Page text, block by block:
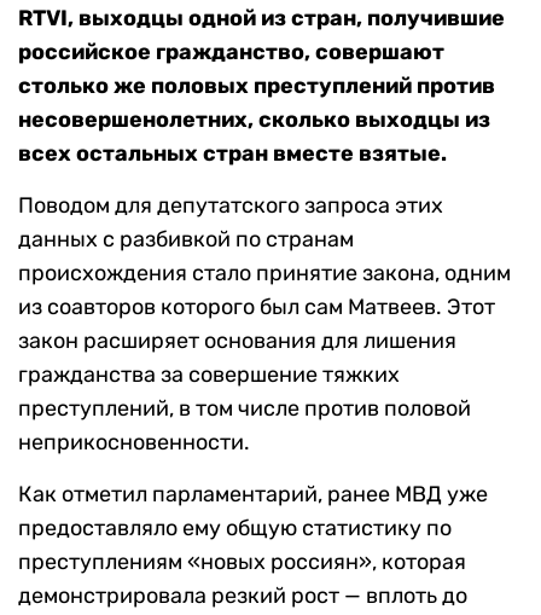
RTVI, выходцы одной из стран, получившие
российское гражданство, совершают
столько же половых преступлений против
несовершенолетних, сколько выходцы из
всех остальных стран вместе взятые.
Поводом для депутатского запроса этих
данных с разбивкой по странам
происхождения стало принятие закона, одним
из соавторов которого был сам Матвеев. Этот
закон расширяет основания для лишения
гражданства за совершение тяжких
преступлений, в том числе против половой
неприкосновенности.
Как отметил парламентарий, ранее МВД уже
предоставляло ему общую статистику по
преступлениям «новых россиян», которая
демонстрировала резкий рост — вплоть до